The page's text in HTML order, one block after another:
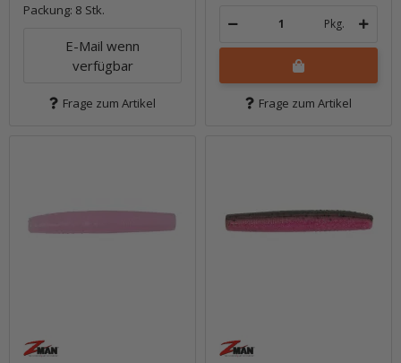
Packung: 8 Stk.
E-Mail wenn
verfügbar
Frage zum Artikel
Pkg.
Frage zum Artikel